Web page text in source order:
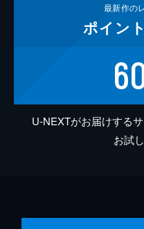
最新作の
ポイント
U-NEXTがお届けする
お試